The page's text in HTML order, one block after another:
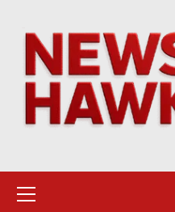
content
Menu